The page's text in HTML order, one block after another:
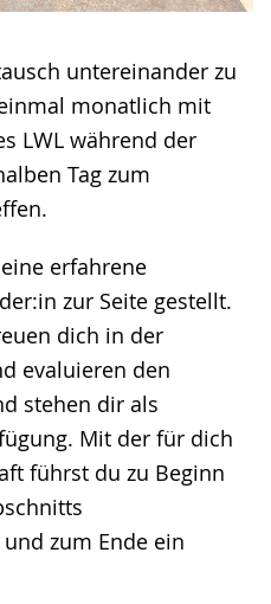
untereinander zu
monatlich mit
LWL während der
Tag zum
erfahrene
zur Seite gestellt.
dich in der
evaluieren den
stehen dir als
Mit der für dich
führst du zu Beginn
zum Ende ein